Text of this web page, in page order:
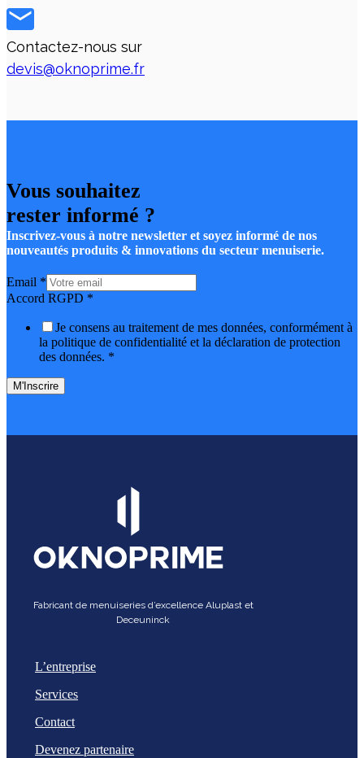
Contactez-nous sur
devis@oknoprime.fr
Vous souhaitez
rester informé ?
Inscrivez-vous à notre newsletter et soyez informé de nos
nouveautés produits & innovations du secteur menuiserie.
Email *
Accord RGPD *
Je consens au traitement de mes données, conformément à
la politique de confidentialité et la déclaration de protection
des données. *
M'Inscrire
Fabricant de menuiseries d’excellence Aluplast et
Deceuninck
L’entreprise
Services
Contact
Devenez partenaire